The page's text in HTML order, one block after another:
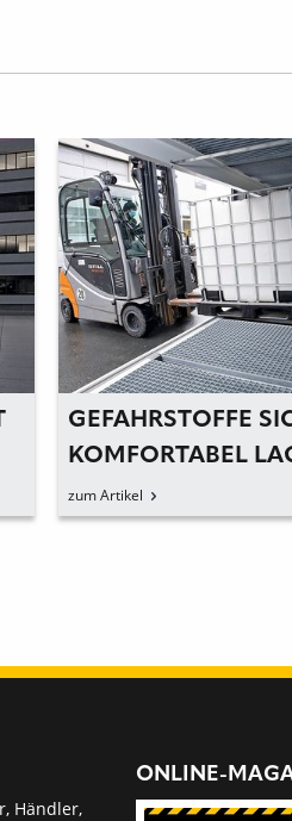
GEFAHRSTOFFE
KOMFORTABEL
zum Artikel
Händler,
ONLINE-